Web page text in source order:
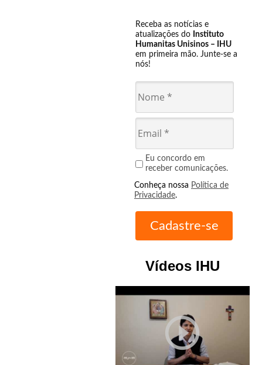
Receba as notícias e
atualizações do Instituto
Humanitas Unisinos – IHU
em primeira mão. Junte-se a
nós!
Eu concordo em
receber comunicações.
Conheça nossa Política de
Privacidade.
Vídeos IHU
play_circle_outline